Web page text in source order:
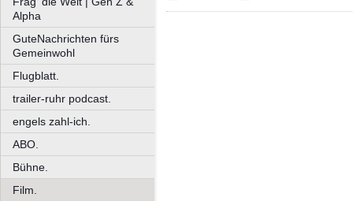
Alpha
GuteNachrichten fürs
Gemeinwohl
Flugblatt.
trailer-ruhr podcast.
engels zahl-ich.
ABO.
Bühne.
Film.